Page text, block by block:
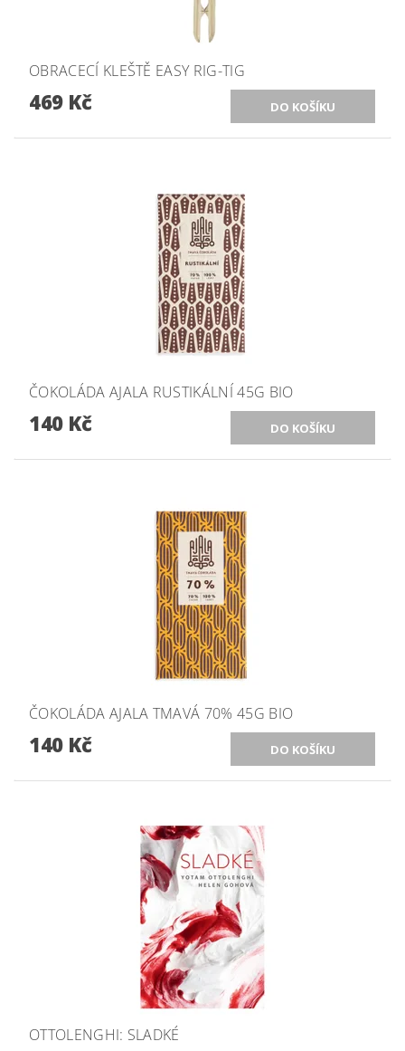
OBRACECÍ KLEŠTĚ EASY RIG-TIG
469 Kč
ČOKOLÁDA AJALA RUSTIKÁLNÍ 45G BIO
140 Kč
ČOKOLÁDA AJALA TMAVÁ 70% 45G BIO
140 Kč
OTTOLENGHI: SLADKÉ